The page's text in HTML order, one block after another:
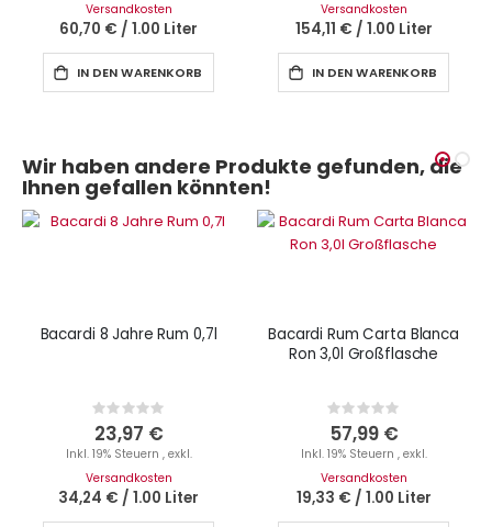
Versandkosten
60,70 € / 1.00 Liter
IN DEN WARENKORB
Versandkosten
154,11 € / 1.00 Liter
IN DEN WARENKORB
Wir haben andere Produkte gefunden, die
Ihnen gefallen könnten!
Bacardi 8 Jahre Rum 0,7l
Rating:
0%
23,97 €
Inkl. 19% Steuern , exkl.
Versandkosten
34,24 € / 1.00 Liter
Bacardi Rum Carta Blanca
Ron 3,0l Großflasche
Rating:
0%
57,99 €
Inkl. 19% Steuern , exkl.
Versandkosten
19,33 € / 1.00 Liter